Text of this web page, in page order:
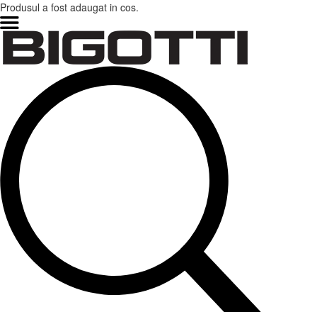
Produsul a fost adaugat in cos.